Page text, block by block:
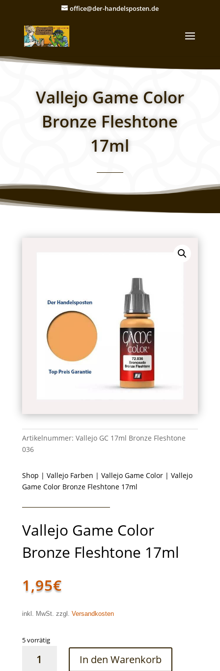
office@der-handelsposten.de
Vallejo Game Color
Bronze Fleshtone
17ml
Artikelnummer: Vallejo GC 17ml Bronze Fleshtone
036
Shop | Vallejo Farben | Vallejo Game Color| Vallejo
Game Color Bronze Fleshtone 17ml
Vallejo Game Color
Bronze Fleshtone 17ml
1,95€
inkl. MwSt. zzgl. Versandkosten
5 vorrätig
Game
In den Warenkorb